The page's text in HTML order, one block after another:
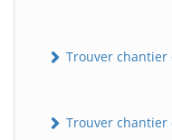
Trouver chantier
Trouver chantier